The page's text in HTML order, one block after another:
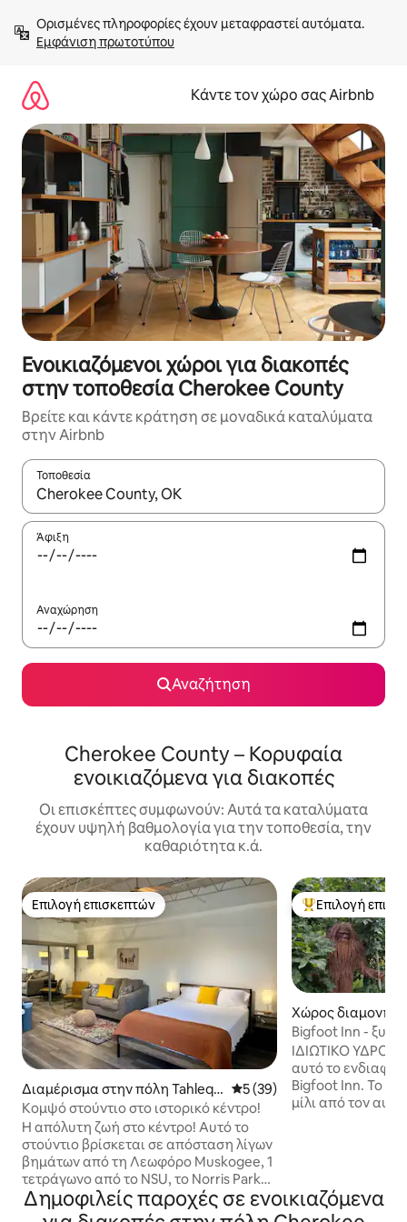
στο
περιεχόμενοΕμφάνιση πρωτοτύπου
Κάντε τον χώρο σας Airbnb
Ενοικιαζόμενοι χώροι για διακοπές
στην τοποθεσία Cherokee County
Βρείτε και κάντε κράτηση σε μοναδικά καταλύματα
στην Airbnb
Τοποθεσία
Όταν τα αποτελέσματα είναι διαθέσιμα, μπορείτε να
Άφιξη
Αναχώρηση
Αναζήτηση
Cherokee County – Κορυφαία
ενοικιαζόμενα για διακοπές
Οι επισκέπτες συμφωνούν: Αυτά τα καταλύματα
έχουν υψηλή βαθμολογία για την τοποθεσία, την
καθαριότητα κ.ά.
Επιλογή επισκεπτών
Επιλογή επισκεπτών
Διαμέρισμα στην πόλη Tahlequ
ah
Μέση βαθμολογία: 5 στα 5,
5 (39)
Κομψό στούντιο στο ιστορικό κέντρο!
Η απόλυτη ζωή στο κέντρο! Αυτό το
στούντιο βρίσκεται σε απόσταση λίγων
βημάτων από τη Λεωφόρο Muskogee, 1
τετράγωνο από το NSU, το Norris Park
και φανταστικά εστιατόρια και παμπ,
και είναι η τέλεια τοποθεσία και είναι
Κορυφαία
Επιλογή
Χώρος διαμονής
η Tahlequah
Bigfoot Inn -
κοντά στον
ΙΔΙΩΤΙΚΟ
αυτό το
Bigfoot Inn. Το
μίλι από τον
χώρος είναι 400
σοφίτα και
Δημοφιλείς παροχές σε ενοικιαζόμενα